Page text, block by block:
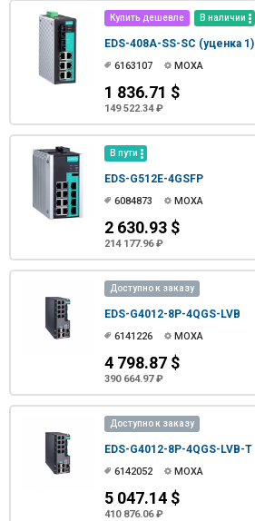
Купить дешевле В наличии
EDS-408A-SS-SC (уценка 1)
6163107 MOXA
1 836.71 $
149 522.34 ₽
В пути
EDS-G512E-4GSFP
6084873 MOXA
2 630.93 $
214 177.96 ₽
Доступно к заказу
EDS-G4012-8P-4QGS-LVB
6141226 MOXA
4 798.87 $
390 664.97 ₽
Доступно к заказу
EDS-G4012-8P-4QGS-LVB-T
6142052 MOXA
5 047.14 $
410 876.06 ₽